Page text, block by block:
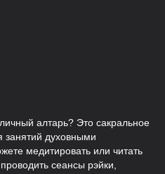
алтарь? Это сакральное
занятий духовными
медитировать или читать
сеансы рэйки,